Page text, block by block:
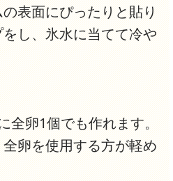
表面にぴったりと貼り
し、氷水に当てて冷や
全卵1個でも作れます。
卵を使用する方が軽め